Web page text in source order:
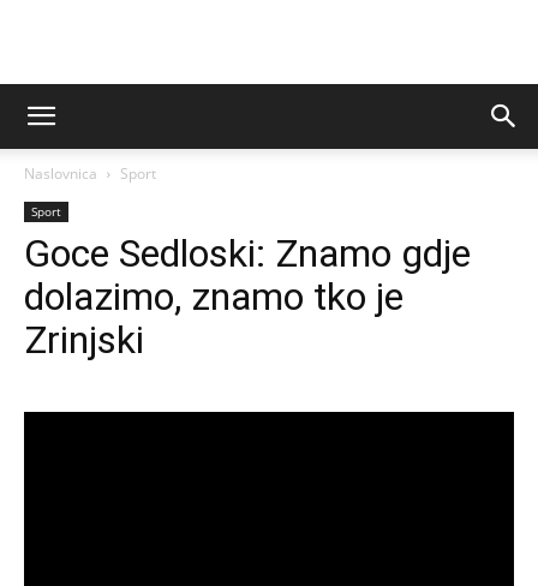
Naslovnica Sport
Sport
Goce Sedloski: Znamo gdje
dolazimo, znamo tko je
Zrinjski